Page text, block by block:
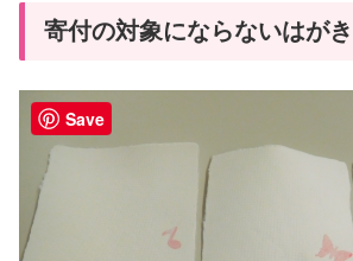
寄付の対象にならないはが
Save